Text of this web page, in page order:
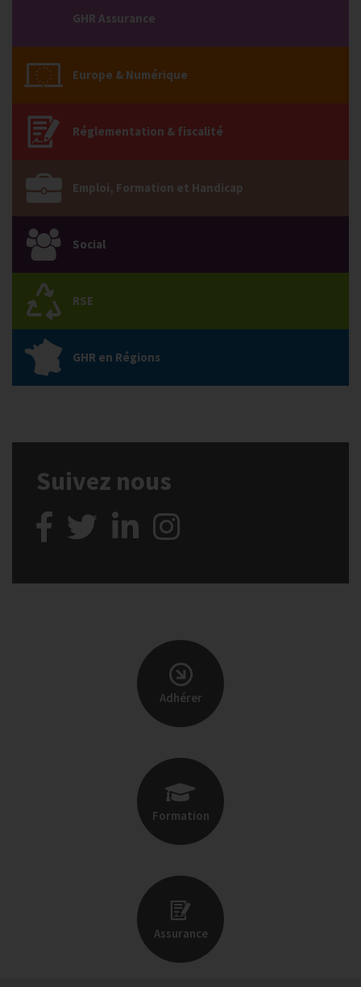
GHR Assurance
Europe & Numérique
Réglementation & fiscalité
Emploi, Formation et Handicap
Social
RSE
GHR en Régions
Suivez nous
Adhérer
Formation
Assurance